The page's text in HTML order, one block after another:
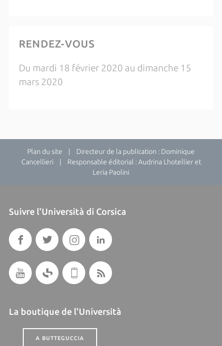
RENDEZ-VOUS
Du mardi 18 février 2020 au dimanche 15
mars 2020
Plan du site | Directeur de la publication : Dominique
Cancellieri | Responsable éditorial : Audrina Lhotellier et
Leria Paolini
Suivre l'Università di Corsica
La boutique de l'Università
A BUTTEGUCCIA